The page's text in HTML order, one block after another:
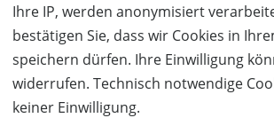
Ihre IP, werden anonymisiert
bestätigen Sie, dass wir Cookies in
speichern dürfen. Ihre Einwilligung
widerrufen. Technisch notwendige
keiner Einwilligung.